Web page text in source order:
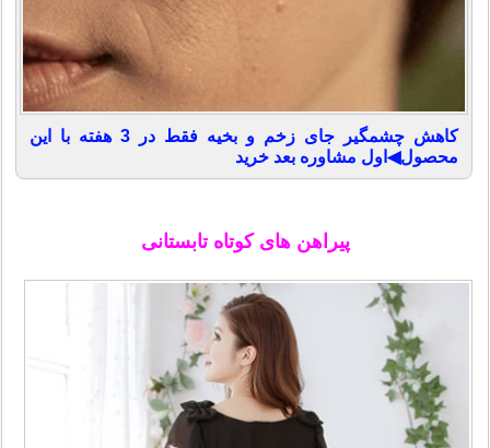
کاهش چشمگیر جای زخم و بخیه فقط در 3 هفته با این
محصول◀اول مشاوره بعد خرید
پیراهن های کوتاه تابستانی